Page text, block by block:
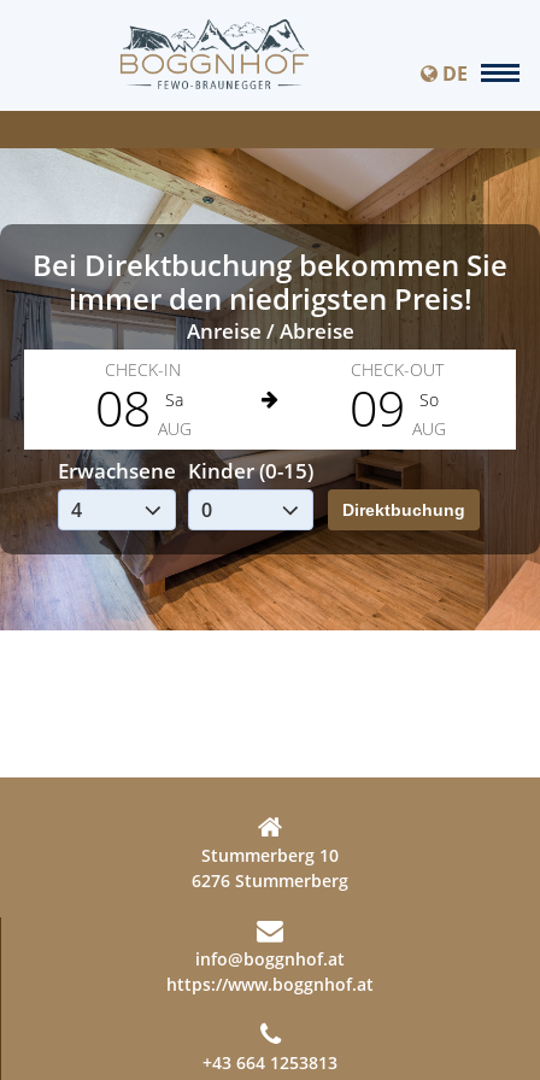
DE
Bei Direktbuchung bekommen Sie
immer den niedrigsten Preis!
Anreise / Abreise
CHECK-IN
08
Sa
AUG
CHECK-OUT
09
So
AUG
Erwachsene Kinder (0-15)
Stummerberg 10
6276 Stummerberg
info@boggnhof.at
https://www.boggnhof.at
+43 664 1253813